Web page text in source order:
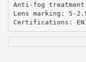
Anti-fog
Lens marking: 5-
Certifications: